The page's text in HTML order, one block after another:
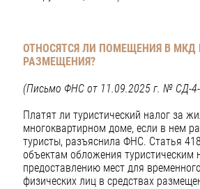
ОТНОСЯТСЯ ЛИ ПОМЕЩЕНИЯ В МКД
РАЗМЕЩЕНИЯ?
(Письмо ФНС от 11.09.2025 г. № СД-
Платят ли туристический налог за
многоквартирном доме, если в нем
туристы, разъяснила ФНС. Статья
объектам обложения туристическим
предоставлению мест для
физических лиц в средствах